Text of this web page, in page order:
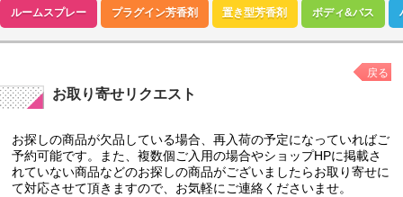
ルームスプレー プラグイン芳香剤 置き型芳香剤 ボディ&バス
お取り寄せリクエスト
戻る
お探しの商品が欠品している場合、再入荷の予定になっていればご
予約可能です。また、複数個ご入用の場合やショップHPに掲載さ
れていない商品などのお探しの商品がございましたらお取り寄せに
て対応させて頂きますので、お気軽にご連絡くださいませ。